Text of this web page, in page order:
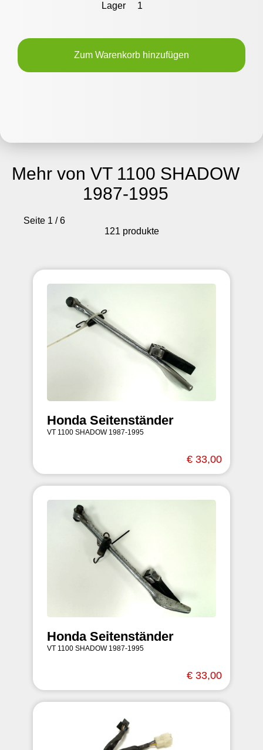
Lager 1
Zum Warenkorb hinzufügen
Mehr von VT 1100 SHADOW
1987-1995
Seite 1 / 6
121 produkte
Honda Seitenständer
VT 1100 SHADOW 1987-1995
€ 33,00
Honda Seitenständer
VT 1100 SHADOW 1987-1995
€ 33,00